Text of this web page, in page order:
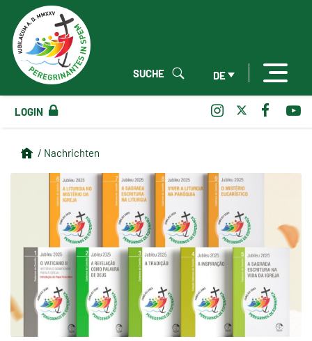
DE
SUCHE
LOGIN
/ Nachrichten